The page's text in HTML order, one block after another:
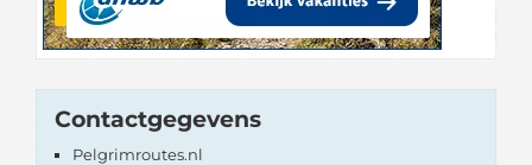
Contactgegevens
Pelgrimroutes.nl